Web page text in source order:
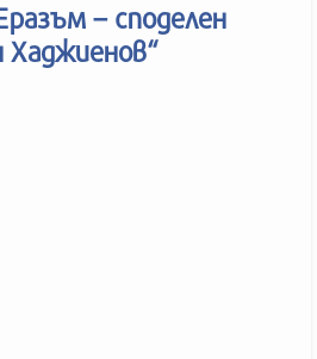
– споделен
Хаджиенов“